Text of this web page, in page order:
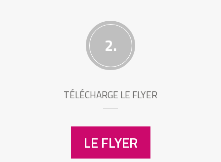
2.
TÉLÉCHARGE LE FLYER
LE FLYER